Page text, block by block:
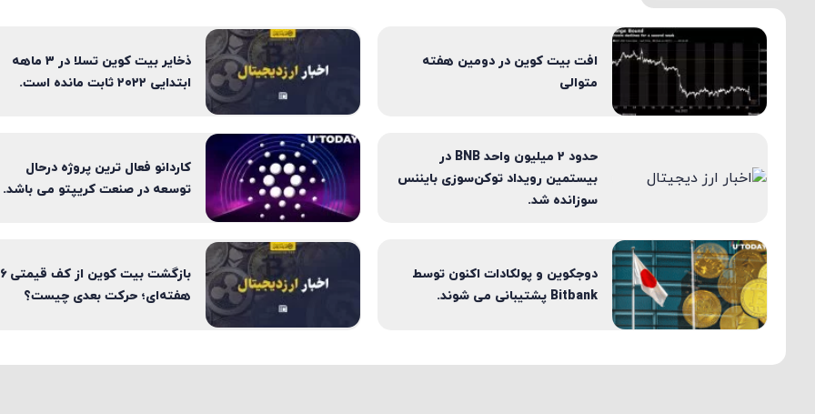
افت بیت کوین در دومین هفته
متوالی
ذخایر بیت کوین تسلا در ۳ ماهه
ابتدایی ۲۰۲۲ ثابت مانده است.
حدود 2 میلیون واحد BNB در
بیستمین رویداد توکن‌سوزی بایننس
سوزانده شد.
کاردانو فعال ترین پروژه درحال
توسعه در صنعت کریپتو می باشد.
دوجکوین و پولکادات اکنون توسط
Bitbank پشتیبانی می شوند.
بازگشت بیت کوین از کف قیمتی ۶
هفته‌ای؛ حرکت بعدی چیست؟